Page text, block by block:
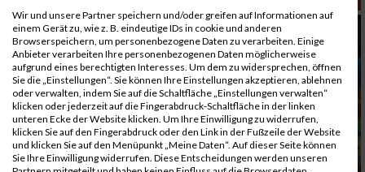
Wir und unsere Partner speichern und/oder greifen auf Informationen auf
einem Gerät zu, wie z. B. eindeutige IDs in cookie und anderen
Browserspeichern, um personenbezogene Daten zu verarbeiten. Einige
Anbieter verarbeiten Ihre personenbezogenen Daten möglicherweise
aufgrund eines berechtigten Interesses. Um dem zu widersprechen, öffnen
Sie die „Einstellungen“. Sie können Ihre Einstellungen akzeptieren, ablehnen
oder verwalten, indem Sie auf die Schaltfläche „Einstellungen verwalten“
klicken oder jederzeit auf die Fingerabdruck-Schaltfläche in der linken
unteren Ecke der Website klicken. Um Ihre Einwilligung zu widerrufen,
klicken Sie auf den Fingerabdruck oder den Link in der Fußzeile der Website
und klicken Sie auf den Menüpunkt „Meine Daten“. Auf dieser Seite können
Sie Ihre Einwilligung widerrufen. Diese Entscheidungen werden unseren